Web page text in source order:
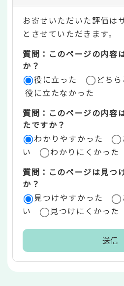
テ
ン
ツ
評
価
リ
ア
お寄せいただいた評価は
とさせていただきます。
質問：このページの内容
か？
役に立った
どち
役に立たなかった
質問：このページの内容
たですか？
わかりやすかった
い
わかりにくかった
質問：このページは見つ
か？
見つけやすかった
い
見つけにくかった